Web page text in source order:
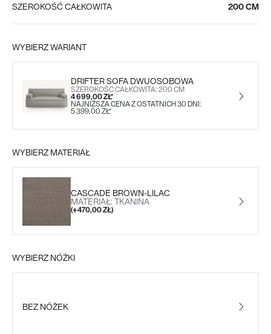
SZEROKOŚĆ CAŁKOWITA 200 CM
WYBIERZ WARIANT
DRIFTER SOFA DWUOSOBOWA
SZEROKOŚĆ CAŁKOWITA: 200 CM
4 699,00 ZŁ*
NAJNIŻSZA CENA Z OSTATNICH 30 DNI:
5 399,00 ZŁ*
WYBIERZ MATERIAŁ
CASCADE BROWN-LILAC
MATERIAŁ: TKANINA
(+470,00 ZŁ)
WYBIERZ NÓŻKI
BEZ NÓŻEK